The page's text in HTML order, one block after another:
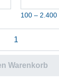
100 – 2.400
den
Warenkorb